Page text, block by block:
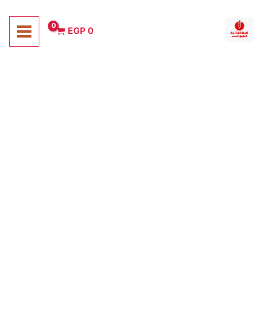
المحتوى
0
EGP